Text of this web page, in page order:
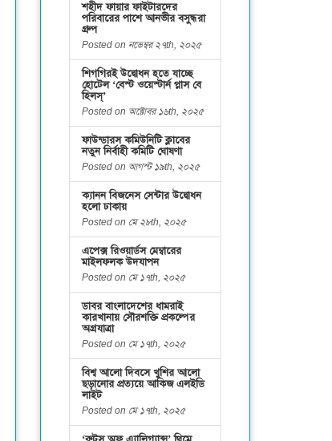
শহীদ ফায়ার ফাইটারদের
পরিবারের পাশে আনভীর বসুন্ধরা
গ্রুপ
Posted on নভেম্বর ২৭th, ২০২৫
শিগগিরই উদ্বোধন হতে যাচ্ছে
হোটেল ‘বেস্ট ওয়েস্টার্ন প্লাস বে
হিলস্’
Posted on অক্টোবর ১৬th, ২০২৫
ফাউন্ডারস কমিউনিটি ক্লাবের
নতুন নির্বাহী কমিটি ঘোষণা
Posted on আগস্ট ১৯th, ২০২৫
ক্যানন বিজনেস সেন্টার উদ্বোধন
হলো ঢাকায়
Posted on মে ২৮th, ২০২৫
এপেক্স রিওয়ার্ডস মেম্বারের
মাইলফলক উদযাপন
Posted on মে ১৭th, ২০২৫
ডাবর বাংলাদেশের ধামরাই
কারখানায় সৌরশক্তি প্রকল্পের
অগ্রযাত্রা
Posted on মে ১৭th, ২০২৫
বিশ্ব আলো দিবসে খুশির আলো
ছড়ানোর প্রত্যয়ে আকিজ এলইডি
লাইট
Posted on মে ১৭th, ২০২৫